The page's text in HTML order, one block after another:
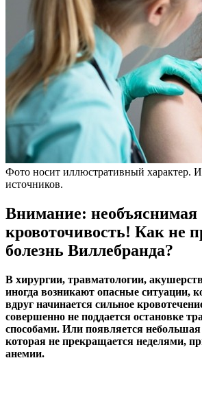
Фото носит иллюстративный характер.
источников.
Внимание: необъяснимая
кровоточивость! Как не
болезнь Виллебранда?
В хирургии, травматологии,
иногда возникают опасные ситуации,
вдруг начинается сильное
совершенно не поддается остановке
способами. Или появляется
которая не прекращается неделями,
анемии.